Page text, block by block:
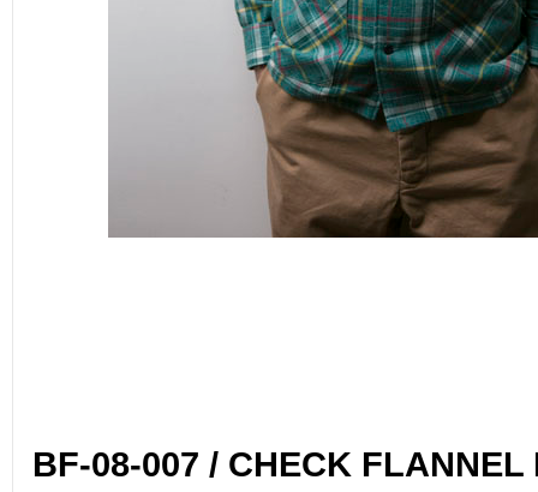
BF-08-007 / CHECK FLANNEL